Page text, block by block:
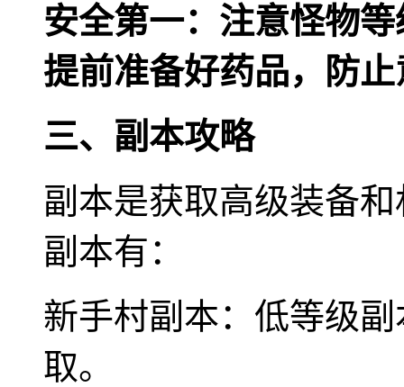
安全第一：注意怪物
提前准备好药品，防
三、副本攻略
副本是获取高级装备
副本有：
新手村副本：低等级
取。